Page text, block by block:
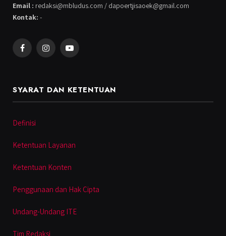
Email : redaksi@mbludus.com / dapoertjisaoek@gmail.com
Kontak: -
FacebookInstagramYouTube
SYARAT DAN KETENTUAN
Definisi
Ketentuan Layanan
Ketentuan Konten
Penggunaan dan Hak Cipta
Undang-Undang ITE
Tim Redaksi